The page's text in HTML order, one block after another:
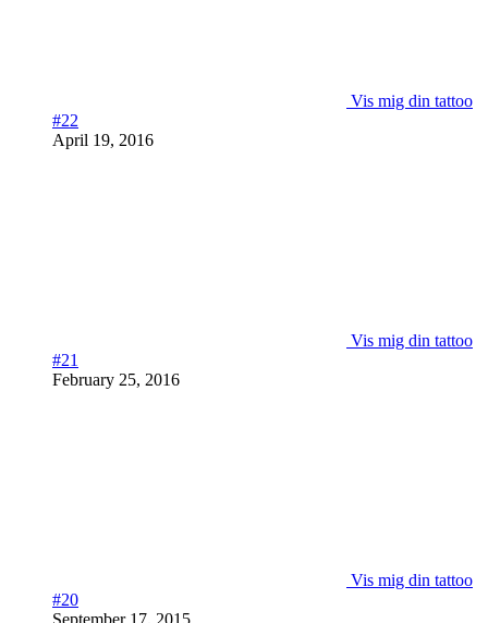
Vis mig din tattoo
#22
April 19, 2016
Vis mig din tattoo
#21
February 25, 2016
Vis mig din tattoo
#20